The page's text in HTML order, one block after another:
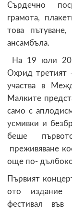
Сърдечно
грамота,
това
ансамбъла.
На 19 юли
Охрид третият
участва в
Малките
само с
усмивки и
беше
преживяване
още по-
Първият
ото издание
фестивал